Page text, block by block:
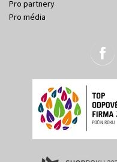
Pro partnery
Pro média